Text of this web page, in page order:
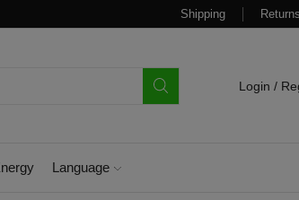
Shipping Returns
Login /
Language